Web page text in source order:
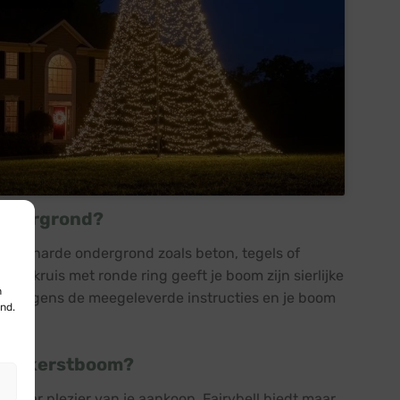
harde ondergrond zoals beton, tegels of
met ronde ring geeft je boom zijn sierlijke
volgens de meegeleverde instructies en je boom
kerstboom?